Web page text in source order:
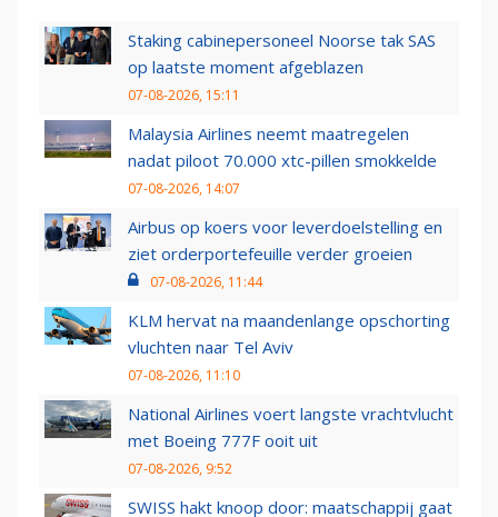
Staking cabinepersoneel Noorse tak SAS
op laatste moment afgeblazen
07-08-2026, 15:11
Malaysia Airlines neemt maatregelen
nadat piloot 70.000 xtc-pillen smokkelde
07-08-2026, 14:07
Airbus op koers voor leverdoelstelling en
ziet orderportefeuille verder groeien
07-08-2026, 11:44
KLM hervat na maandenlange opschorting
vluchten naar Tel Aviv
07-08-2026, 11:10
National Airlines voert langste vrachtvlucht
met Boeing 777F ooit uit
07-08-2026, 9:52
SWISS hakt knoop door: maatschappij gaat